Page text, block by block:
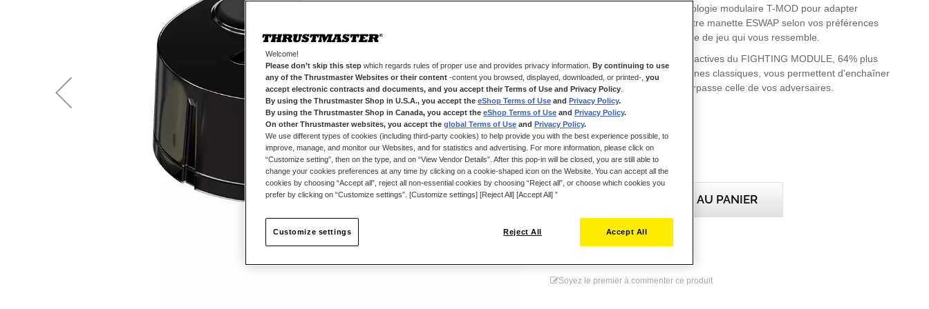
Exploitez la flexibilité de la technologie modulaire T-MOD pour adapter
l’emplacement du module sur votre manette ESWAP selon vos préférences
pour un confort optimal et un style de jeu qui vous ressemble.
Les touches mécaniques ultra-réactives du FIGHTING MODULE, 64% plus
rapides que les touches membranes classiques, vous permettent d'enchaîner
vos combos à une vitesse qui surpasse celle de vos adversaires.
19,99 €
AJOUTER AU PANIER
Soyez le premier à commenter ce produit
Welcome!
Please don’t skip this step which regards rules of proper use and provides privacy information. By continuing to use
any of the Thrustmaster Websites or their content -content you browsed, displayed, downloaded, or printed-, you
accept electronic contracts and documents, and you accept their Terms of Use and Privacy Policy
By using the Thrustmaster Shop in U.S.A., you accept the eShop Terms of Use and Privacy Policy.
By using the Thrustmaster Shop in Canada, you accept the eShop Terms of Use and Privacy Policy.
On other Thrustmaster websites, you accept the global Terms of Use and Privacy Policy.
We use different types of cookies (including third-party cookies) to help provide you with the best experience possible, to
improve, manage, and monitor our Websites, and for statistics and advertising. For more information, please click on
“Customize setting”, then on the type, and on “View Vendor Details”. After this pop-in will be closed, you are still able to
change your cookies preferences at any time by clicking on a cookie-shaped icon on the Website. You can accept all the
cookies by choosing “Accept all”, reject all non-essential cookies by choosing “Reject all”, or choose which cookies you
prefer by clicking on “Customize settings”. [Customize settings] [Reject All] [Accept All] ”
Reject All Accept All
Customize settings